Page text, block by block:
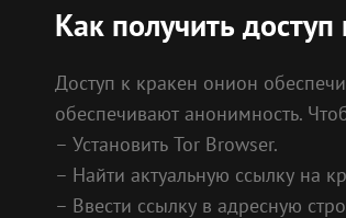
Как получить
Доступ к кракен онион
обеспечивают анонимность.
– Установить Tor Browser.
– Найти актуальную ссылку на
– Ввести ссылку в адресную